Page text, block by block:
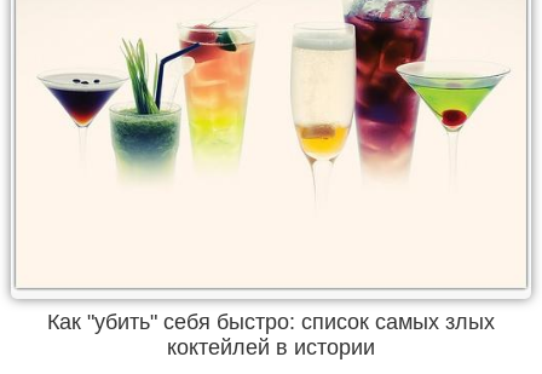
Как "убить" себя быстро: список самых злых
коктейлей в истории